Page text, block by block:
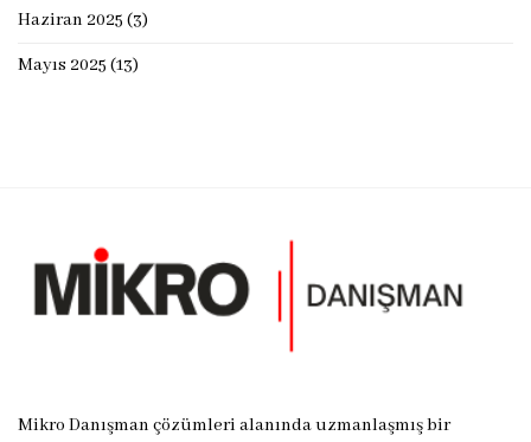
Haziran 2025 (3)
Mayıs 2025 (13)
Mikro Danışman çözümleri alanında uzmanlaşmış bir